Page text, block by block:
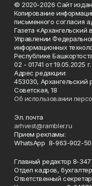
© 2020-2026 Сайт
Копирование
письменного согласия
Газета «Архангельский
Управлении
информационных
Республике
02 - 01741 от 19.05.2025 г.
Адрес редакции:
453030, Архангельский
Советская, 18
Об использовании
Эл. почта
arhvest@rambler.ru
Прием рекламы:
WhatsApp 8-963-902-
Главный редактор 8-
Отдел кадров, бухгалтер
Ответственный